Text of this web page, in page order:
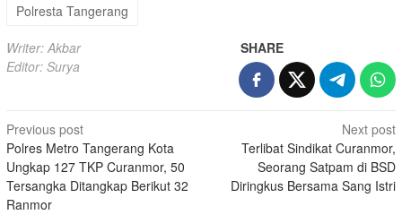
Polresta Tangerang
Writer: Akbar
Editor: Surya
SHARE
Post
navigation
Previous post
Polres Metro Tangerang Kota
Ungkap 127 TKP Curanmor, 50
Tersangka Ditangkap Berikut 32
Ranmor
Next post
Terlibat Sindikat Curanmor,
Seorang Satpam di BSD
Diringkus Bersama Sang Istri